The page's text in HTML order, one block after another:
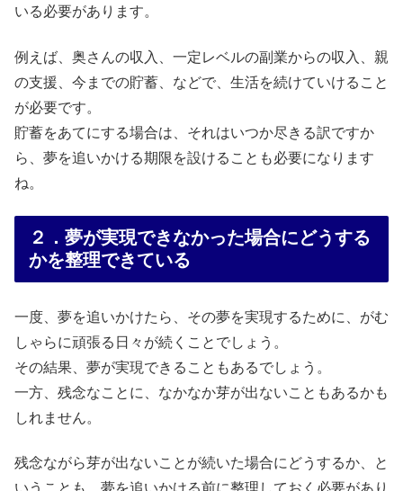
いる必要があります。
例えば、奥さんの収入、一定レベルの副業からの収入、親
の支援、今までの貯蓄、などで、生活を続けていけること
が必要です。
貯蓄をあてにする場合は、それはいつか尽きる訳ですか
ら、夢を追いかける期限を設けることも必要になります
ね。
２．夢が実現できなかった場合にどうする
かを整理できている
一度、夢を追いかけたら、その夢を実現するために、がむ
しゃらに頑張る日々が続くことでしょう。
その結果、夢が実現できることもあるでしょう。
一方、残念なことに、なかなか芽が出ないこともあるかも
しれません。
残念ながら芽が出ないことが続いた場合にどうするか、と